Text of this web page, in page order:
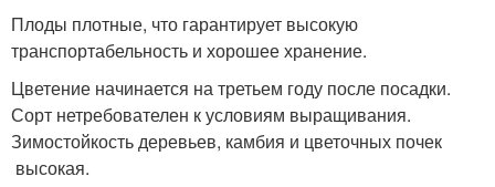
Плоды плотные, что гарантирует высокую
транспортабельность и хорошее хранение.
Цветение начинается на третьем году после посадки.
Сорт нетребователен к условиям выращивания.
Зимостойкость деревьев, камбия и цветочных почек
высокая.